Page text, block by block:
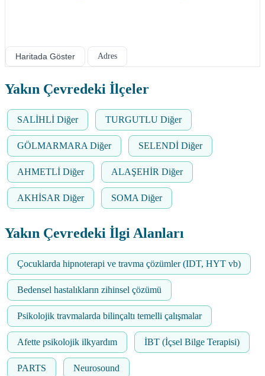
Haritada Göster Adres
Yakın Çevredeki İlçeler
SALİHLİ Diğer TURGUTLU Diğer
GÖLMARMARA Diğer SELENDİ Diğer
AHMETLİ Diğer ALAŞEHİR Diğer
AKHİSAR Diğer SOMA Diğer
Yakın Çevredeki İlgi Alanları
Çocuklarda hipnoterapi ve travma çözümler (IDT, HYT vb)
Bedensel hastalıkların zihinsel çözümü
Psikolojik travmalarda bilinçaltı temelli çalışmalar
Afette psikolojik ilkyardım İBT (İçsel Bilge Terapisi)
PARTS Neurosound